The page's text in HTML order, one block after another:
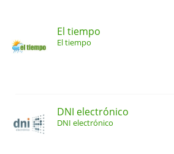
El tiempo
El tiempo
DNI electrónico
DNI electrónico